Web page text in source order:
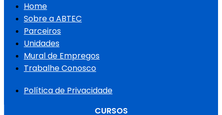
Home
Sobre a ABTEC
Parceiros
Unidades
Mural de Empregos
Trabalhe Conosco
Política de Privacidade
CURSOS